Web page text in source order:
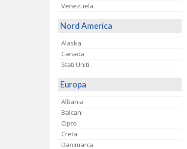
Venezuela
Nord America
Alaska
Canada
Stati Uniti
Europa
Albania
Balcani
Cipro
Creta
Danimarca